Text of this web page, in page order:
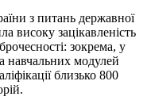
з питань державної
високу зацікавленість
зокрема, у
навчальних модулей
близько 800